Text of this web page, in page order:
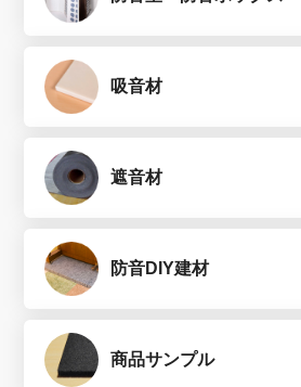
吸音材
遮音材
防音DIY建材
商品サンプル